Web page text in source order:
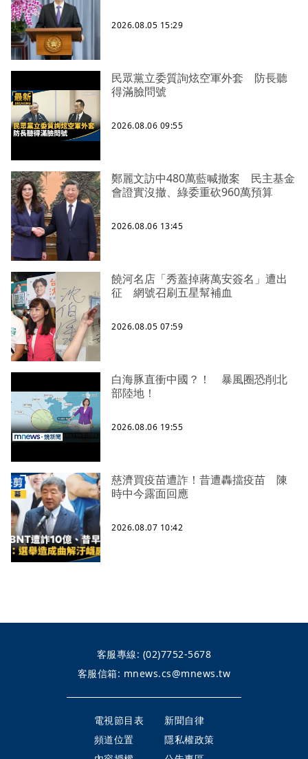
2026.08.05 15:29
民眾黨立委質詢炫空軍外套 防長聽
得滿臉問號
2026.08.06 09:55
鄭麗文訪中480萬藍喊撤案 民主基金
會證實沒撤、綠委重砍960萬預算
2026.08.06 13:45
饒河名店「秀蓋掉蔣萬安簽名」遭出
征 網號召刷五星幫補血
2026.08.05 07:59
白海豚直衝中國？！ 暴風圈恐削北
部陸地！
2026.08.06 19:55
慈濟買疫苗遭詐！昔遭轟擋疫苗 陳
時中今露面回應
2026.08.07 10:42
客服專線: (02)7752-5678
客服信箱: mnews.cs@mnews.tw
電視節目表
新聞自律
頻道位置
隱私權政策